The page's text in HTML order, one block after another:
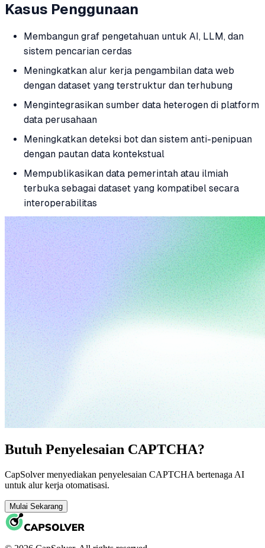
Kasus Penggunaan
Membangun graf pengetahuan untuk AI, LLM, dan
sistem pencarian cerdas
Meningkatkan alur kerja pengambilan data web
dengan dataset yang terstruktur dan terhubung
Mengintegrasikan sumber data heterogen di platform
data perusahaan
Meningkatkan deteksi bot dan sistem anti-penipuan
dengan pautan data kontekstual
Mempublikasikan data pemerintah atau ilmiah
terbuka sebagai dataset yang kompatibel secara
interoperabilitas
Butuh Penyelesaian CAPTCHA?
CapSolver menyediakan penyelesaian CAPTCHA bertenaga AI
untuk alur kerja otomatisasi.
Mulai Sekarang